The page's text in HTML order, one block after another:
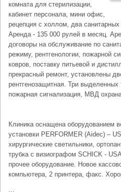
комната для стерилизации,
кабинет персонала, мини офис,
рецепция с холлом, два санитарных
Аренда - 135 000 рулей в месяц.
договоры на обслуживание по
режиму, рентгенологии, пожарной
ковров, поставку питьевой и
прекрасный ремонт, установлены
рентгенозащитная. Три
пожарная сигнализация, МВД
Клиника оснащена оборудованием
установки PERFORMER (Aidec) –
хирургические светильники,
трубка с визиографом SCHICK -
прочее оборудование. Новое
компьютера, 2 принтера, факс.